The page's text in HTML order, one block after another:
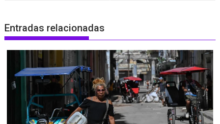
Entradas relacionadas